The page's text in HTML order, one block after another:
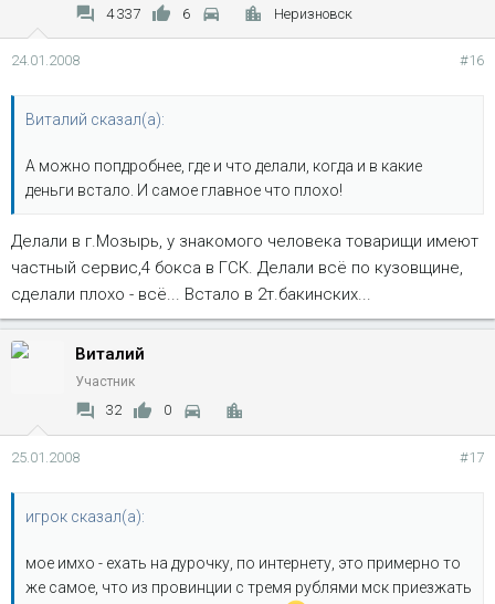
4 337 6 Неризновск
24.01.2008 #16
Виталий сказал(а):
А можно попдробнее, где и что делали, когда и в какие
деньги встало. И самое главное что плохо!
Делали в г.Мозырь, у знакомого человека товарищи имеют
частный сервис,4 бокса в ГСК. Делали всё по кузовщине,
сделали плохо - всё... Встало в 2т.бакинских...
Виталий
Участник
32 0
25.01.2008 #17
игрок сказал(а):
мое имхо - ехать на дурочку, по интернету, это примерно то
же самое, что из провинции с тремя рублями мск приезжать